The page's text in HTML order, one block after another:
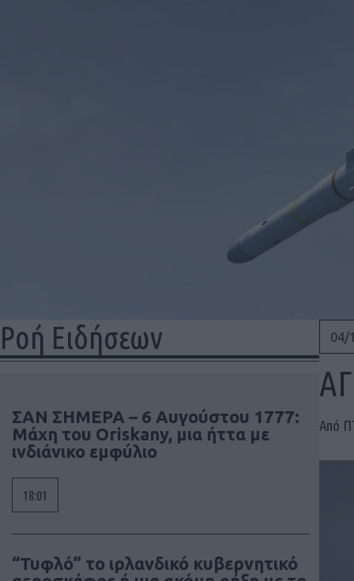
Ροή Ειδήσεων
ΣΑΝ ΣΗΜΕΡΑ – 6 Αυγούστου 1777:
Μάχη του Oriskany, μια ήττα με
ινδιάνικο εμφύλιο
18:01
“Τυφλό” το ιρλανδικό κυβερνητικό
04/
Από